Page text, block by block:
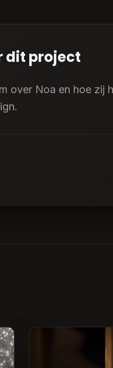
dit project
over Noa en hoe zij